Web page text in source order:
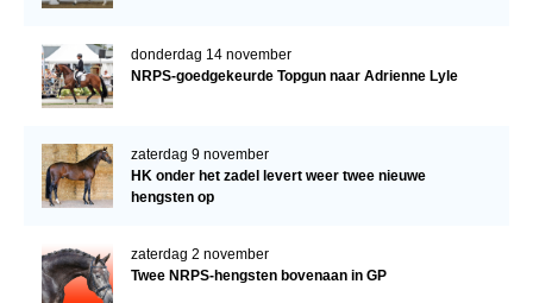
donderdag 14 november
NRPS-goedgekeurde Topgun naar Adrienne Lyle
zaterdag 9 november
HK onder het zadel levert weer twee nieuwe
hengsten op
zaterdag 2 november
Twee NRPS-hengsten bovenaan in GP